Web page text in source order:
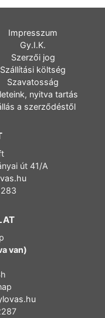
Impresszum
Gy.I.K.
Szerzői jog
Szállítási költség
Szavatosság
nyitva tartás
a szerződéstől
út 41/A
van)